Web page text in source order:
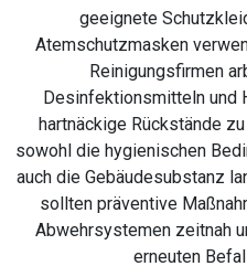
geeignete
Atemschutzmasken
Reinigungsfirmen
Desinfektionsmitteln und
hartnäckige Rückstände
sowohl die hygienischen
auch die Gebäudesubstanz
sollten präventive
Abwehrsystemen zeitnah
erneuten